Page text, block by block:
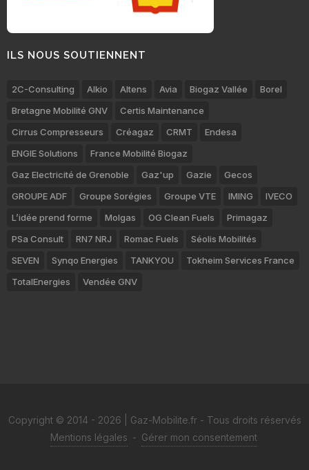
ILS NOUS SOUTIENNENT
2C-Consulting Alkio Altens Avia Biogaz Vallée
Borel
Bretagne Mobilité GNV
Certis Maintenance
Cirrus Compresseurs
Créagaz CRMT
Endesa
ENGIE Solutions
France Mobilité Biogaz
Gaz Electricité de Grenoble
Gaz'up Gazie
Gecos
GROUPE ADF
Groupe Sorégies Groupe VTE IMING
IVECO
L’idée prend forme
Molgas OG Clean Fuels
Primagaz
PSa Consult
RN7 NRJ Romac Fuels
Séolis Mobilités
SEVEN
Synqo Energies TANKYOU
Tokheim Services France
TotalEnergies
Vendée GNV
Copyright © 2014 - 2026 | Gaz-Mobilite.fr - Tous droits réservés
Mentions légales - Gérer mon consentement